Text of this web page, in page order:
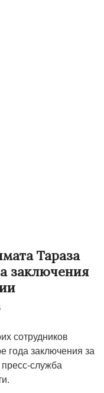
Тараза
заключения
сотрудников
года заключения за
служба